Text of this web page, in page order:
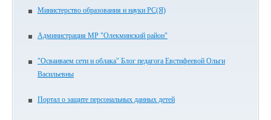
Министерство образования и науки РС(Я)
Администрация МР "Олекминский район"
"Осваиваем сети и облака" Блог педагога Евстифеевой Ольги
Васильевны
Портал о защите персональных данных детей